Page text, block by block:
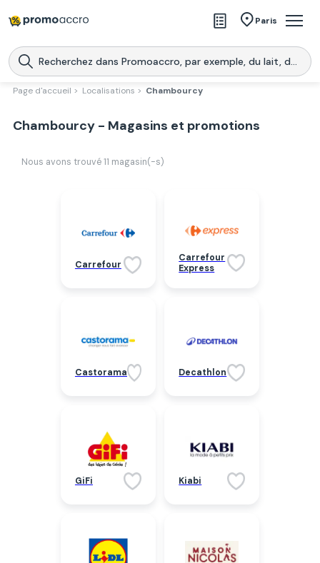
Paris
Magasins
Produits
Promoaccro
l'application
Page d'accueil > Localisations > Chambourcy
Chambourcy - Magasins et promotions
Nous avons trouvé 11 magasin(-s)
Carrefour
Carrefour
Express
Castorama Decathlon
GiFi Kiabi